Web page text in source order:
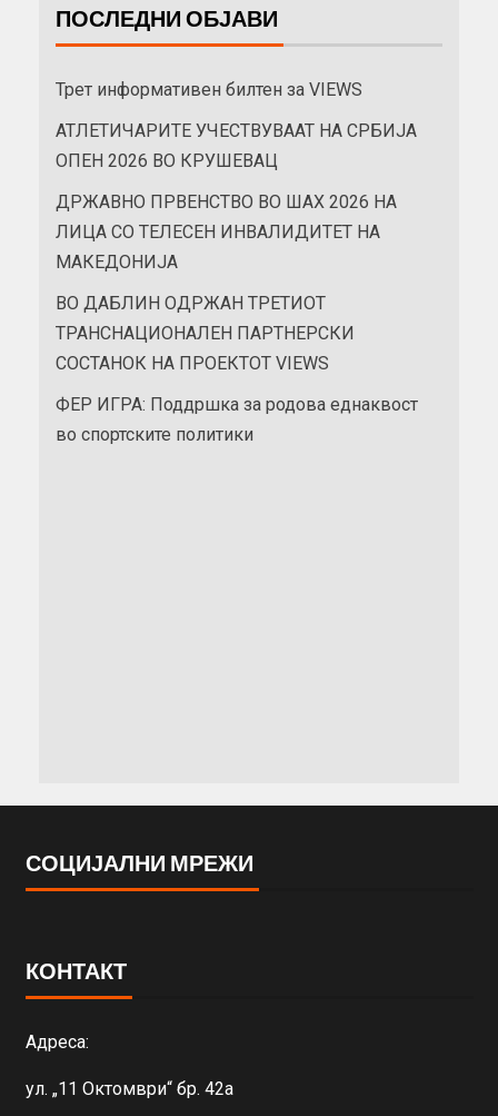
ПОСЛЕДНИ ОБЈАВИ
Трет информативен билтен за VIEWS
АТЛЕТИЧАРИТЕ УЧЕСТВУВААТ НА СРБИЈА
ОПЕН 2026 ВО КРУШЕВАЦ
ДРЖАВНО ПРВЕНСТВО ВО ШАХ 2026 НА
ЛИЦА СО ТЕЛЕСЕН ИНВАЛИДИТЕТ НА
МАКЕДОНИЈА
ВО ДАБЛИН ОДРЖАН ТРЕТИОТ
ТРАНСНАЦИОНАЛЕН ПАРТНЕРСКИ
СОСТАНОК НА ПРОЕКТОТ VIEWS
ФЕР ИГРА: Поддршка за родова еднаквост
во спортските политики
СОЦИЈАЛНИ МРЕЖИ
КОНТАКТ
Адреса:
ул. „11 Октомври“ бр. 42а